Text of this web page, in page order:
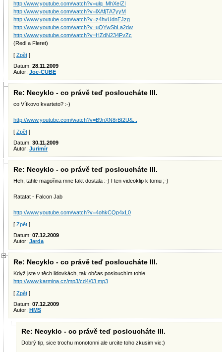
http://www.youtube.com/watch?v=ulq_MhXeIZI
http://www.youtube.com/watch?v=lXAfjTA7yyM
http://www.youtube.com/watch?v=z4hvUdnEJzg
http://www.youtube.com/watch?v=uQYwSbLa2dw
http://www.youtube.com/watch?v=HZdN234FvZc
(Redl a Fleret)
[ Zpět ]
Datum: 28.11.2009
Autor: Joe-CUBE
Re: Necyklo - co právě teď posloucháte III.
co Vítkovo kvarteto? :-)
http://www.youtube.com/watch?v=B9nXN8rBt2U&...
[ Zpět ]
Datum: 30.11.2009
Autor: Jurimír
Re: Necyklo - co právě teď posloucháte III.
Heh, tahle magořina mne fakt dostala :-) I ten videoklip k tomu ;-)
Ratatat - Falcon Jab
http://www.youtube.com/watch?v=4ohkCQp4xL0
[ Zpět ]
Datum: 07.12.2009
Autor: Jarda
Re: Necyklo - co právě teď posloucháte III.
Když jste v těch lidovkách, tak občas poslouchím tohle
http://www.karmina.cz/mp3/cd4/03.mp3
[ Zpět ]
Datum: 07.12.2009
Autor: HMS
Re: Necyklo - co právě teď posloucháte III.
Dobrý tip, sice trochu monotonni ale urcite toho zkusim vic:)